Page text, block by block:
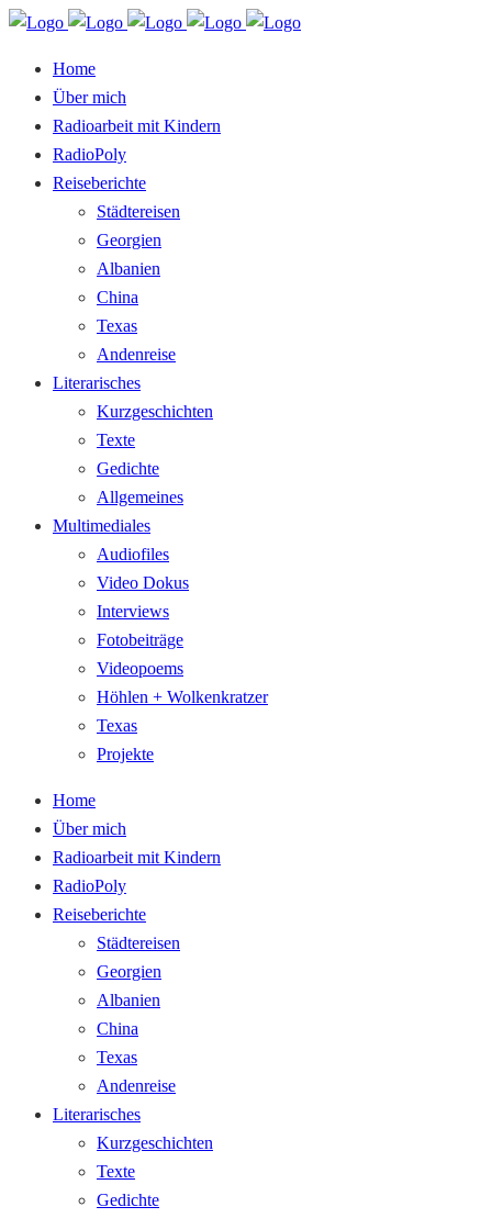
Home
Über mich
Radioarbeit mit Kindern
RadioPoly
Reiseberichte
Städtereisen
Georgien
Albanien
China
Texas
Andenreise
Literarisches
Kurzgeschichten
Texte
Gedichte
Allgemeines
Multimediales
Audiofiles
Video Dokus
Interviews
Fotobeiträge
Videopoems
Höhlen + Wolkenkratzer
Texas
Projekte
Home
Über mich
Radioarbeit mit Kindern
RadioPoly
Reiseberichte
Städtereisen
Georgien
Albanien
China
Texas
Andenreise
Literarisches
Kurzgeschichten
Texte
Gedichte